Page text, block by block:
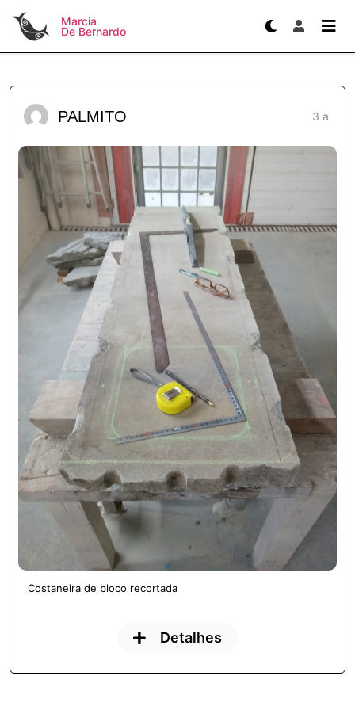
Marcia
De Bernardo
PALMITO 3 a
Costaneira de bloco recortada
Detalhes